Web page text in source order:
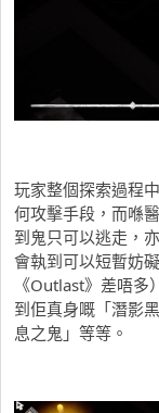
玩家整個探索過程
何攻擊手段，而喺
到鬼只可以逃走，
會執到可以短暫妨
《Outlast》差唔
到佢真身嘅「潛影
息之鬼」等等。